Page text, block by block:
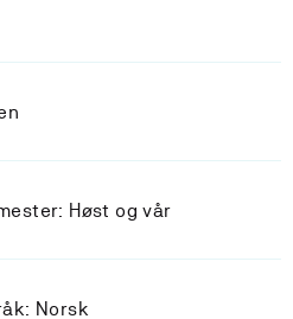
Høst og vår
Norsk